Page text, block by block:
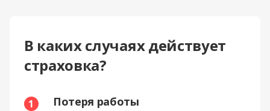
В каких случаях действует
страховка?
1 Потеря работы